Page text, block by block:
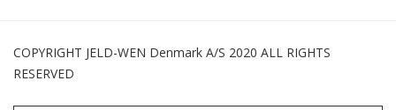
COPYRIGHT JELD-WEN Denmark A/S 2020 ALL RIGHTS
RESERVED